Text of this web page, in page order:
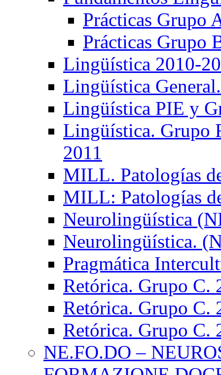
Prácticas Grupo
Prácticas Grupo
Lingüística 2010-
Lingüística
Lingüística PIE y
Lingüística. Grupo
2011
MILL. Patologías
MILL: Patologías
Neurolingüística
Neurolingüística.
Pragmática
Retórica. Grupo C.
Retórica. Grupo C.
Retórica. Grupo C.
NE.FO.DO –